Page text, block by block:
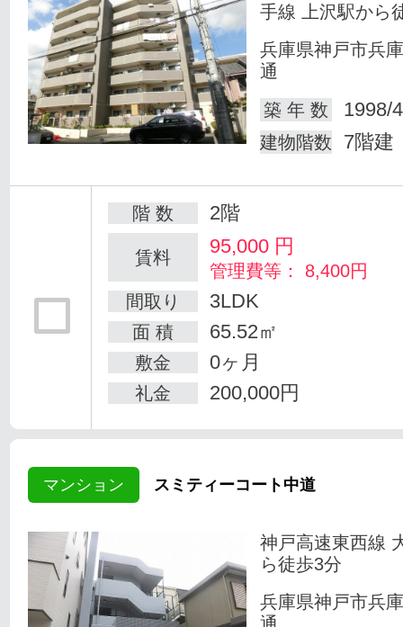
手線 上沢駅から
兵庫県神戸市兵
通
築 年 数
1998/
建物階数 7階建
階 数 2階
賃料 95,000 円
管理費等： 8,400円
間取り
3LDK
面 積 65.52㎡
敷金 0ヶ月
礼金 200,000円
マンション スミティーコート中道
神戸高速東西線
ら徒歩3分
兵庫県神戸市兵